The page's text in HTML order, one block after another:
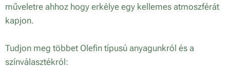
műveletre ahhoz hogy erkélye egy kellemes atmoszférát
kapjon.
Tudjon meg többet Olefin típusú anyagunkról és a
színválasztékról: